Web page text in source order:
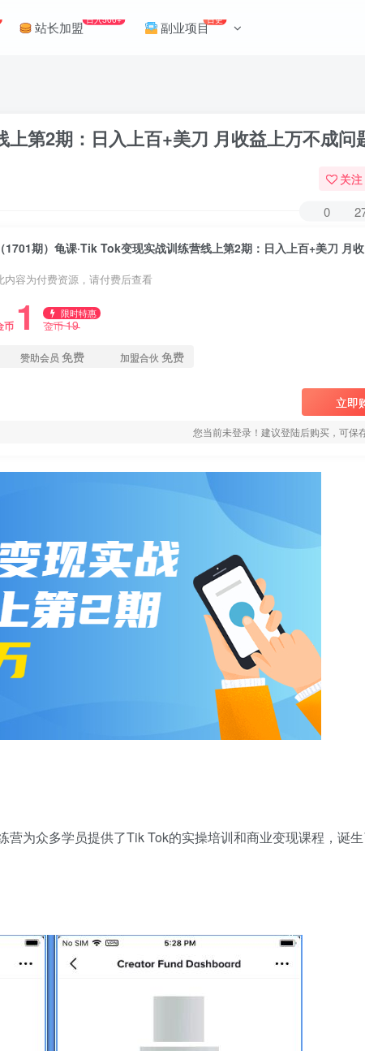
站长加盟日入500+ 副业项目日更
上第2期：日入上百+美刀 月收益上万不成问
关注
0
内容为付费资源，请付费后查看
币 1 限时特惠
金币19
赞助会员 免费 加盟合伙 免费
立即
您当前未登录！建议登陆后购买，可保
为众多学员提供了Tik Tok的实操培训和商业变现课程，诞